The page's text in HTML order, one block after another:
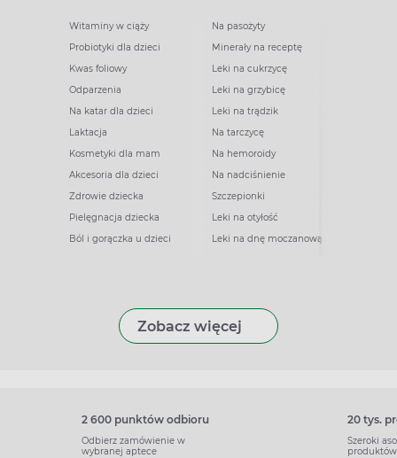
Witaminy w ciąży
Probiotyki dla dzieci
Kwas foliowy
Odparzenia
Na katar dla dzieci
Laktacja
Kosmetyki dla mam
Akcesoria dla dzieci
Zdrowie dziecka
Pielęgnacja dziecka
Ból i gorączka u dzieci
Na pasożyty
Minerały na receptę
Leki na cukrzycę
Leki na grzybicę
Leki na trądzik
Na tarczycę
Na hemoroidy
Na nadciśnienie
Szczepionki
Leki na otyłość
Leki na dnę moczanową
Zobacz więcej
2 600 punktów odbioru
Odbierz zamówienie w
wybranej aptece
20 tys.
Szeroki
produktów